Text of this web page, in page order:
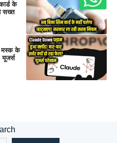
के
सख्त
मस्क के
यूजर्स